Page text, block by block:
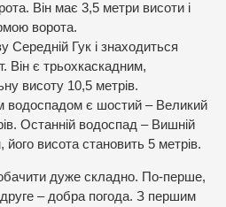
Він має 3,5 метри висоти і
ворота.
Середній Гук і знаходиться
Він є трьохкаскадним,
висоту 10,5 метрів.
водоспадом є шостий – Великий
Останній водоспад – Вишній
висота становить 5 метрів.
дуже складно. По-перше,
друге – добра погода. З першим